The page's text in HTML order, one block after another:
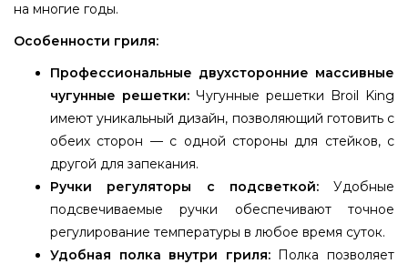
на многие годы.
Особенности гриля:
Профессиональные двухсторонние массивные
чугунные решетки: Чугунные решетки Broil King
имеют уникальный дизайн, позволяющий готовить с
обеих сторон — с одной стороны для стейков, с
другой для запекания.
Ручки регуляторы с подсветкой:Удобные
подсвечиваемые ручки обеспечивают точное
регулирование температуры в любое время суток.
Удобная полка внутри гриля:Полка позволяет